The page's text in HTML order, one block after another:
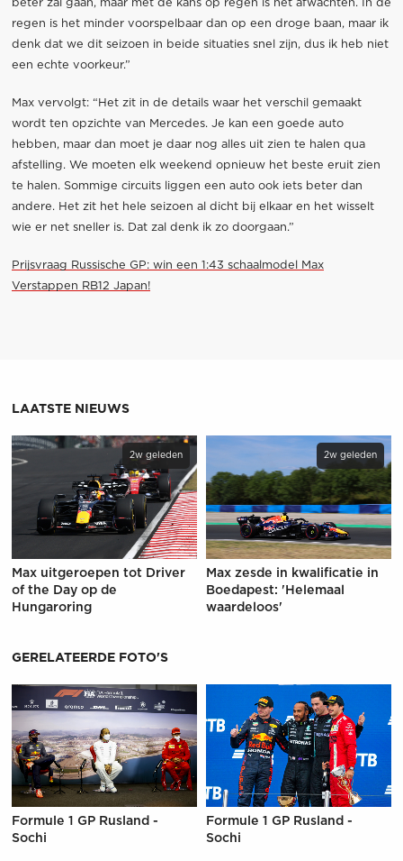
beter zal gaan, maar met de kans op regen is het afwachten. In de
regen is het minder voorspelbaar dan op een droge baan, maar ik
denk dat we dit seizoen in beide situaties snel zijn, dus ik heb niet
een echte voorkeur.”
Max vervolgt: “Het zit in de details waar het verschil gemaakt
wordt ten opzichte van Mercedes. Je kan een goede auto
hebben, maar dan moet je daar nog alles uit zien te halen qua
afstelling. We moeten elk weekend opnieuw het beste eruit zien
te halen. Sommige circuits liggen een auto ook iets beter dan
andere. Het zit het hele seizoen al dicht bij elkaar en het wisselt
wie er net sneller is. Dat zal denk ik zo doorgaan.”
Prijsvraag Russische GP: win een 1:43 schaalmodel Max
Verstappen RB12 Japan!
LAATSTE NIEUWS
2w geleden
Max uitgeroepen tot Driver
of the Day op de
Hungaroring
2w geleden
Max zesde in kwalificatie in
Boedapest: 'Helemaal
waardeloos'
GERELATEERDE FOTO'S
Formule 1 GP Rusland -
Sochi
Formule 1 GP Rusland -
Sochi